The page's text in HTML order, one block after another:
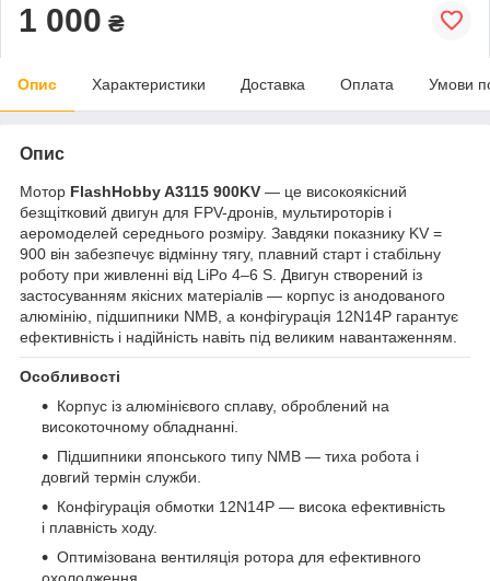
1 000 ₴
Опис Характеристики Доставка Оплата Умови
Опис
Мотор FlashHobby A3115 900KV — це високоякісний
безщітковий двигун для FPV-дронів, мультироторів і
аеромоделей середнього розміру. Завдяки показнику KV =
900 він забезпечує відмінну тягу, плавний старт і стабільну
роботу при живленні від LiPo 4–6 S. Двигун створений із
застосуванням якісних матеріалів — корпус із анодованого
алюмінію, підшипники NMB, а конфігурація 12N14P гарантує
ефективність і надійність навіть під великим навантаженням.
Особливості
Корпус із алюмінієвого сплаву, оброблений на
високоточному обладнанні.
Підшипники японського типу NMB — тиха робота і
довгий термін служби.
Конфігурація обмотки 12N14P — висока ефективність
і плавність ходу.
Оптимізована вентиляція ротора для ефективного
охолодження.